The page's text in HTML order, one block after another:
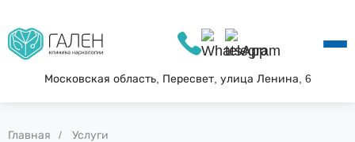
Московская область, Пересвет, улица Ленина, 6
О КЛИНИКЕ
УСЛУГИ
Главная
Услуги